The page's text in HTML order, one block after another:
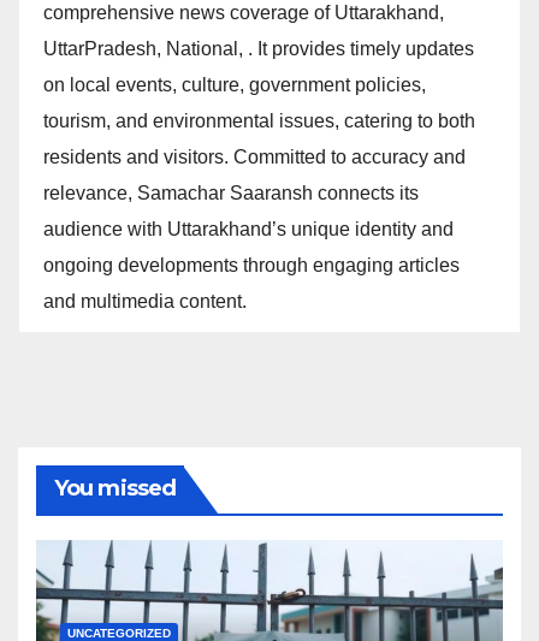
comprehensive news coverage of Uttarakhand,
UttarPradesh, National, . It provides timely updates
on local events, culture, government policies,
tourism, and environmental issues, catering to both
residents and visitors. Committed to accuracy and
relevance, Samachar Saaransh connects its
audience with Uttarakhand’s unique identity and
ongoing developments through engaging articles
and multimedia content.
You missed
UNCATEGORIZED